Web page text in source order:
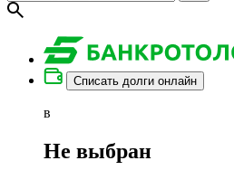
Списать долги онлайн
в
Не выбран